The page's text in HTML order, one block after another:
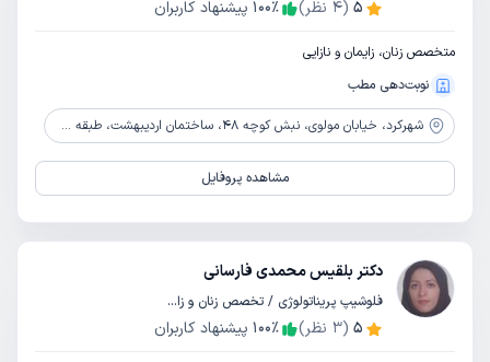
5
(
4 نظر) 100٪ پیشنهاد کاربران
متخصص زنان، زایمان و نازایی
نوبت‌دهی مطب
شهرکرد، خیابان مولوی، نبش کوچه 48، ساختمان اردیبهشت، طبقه 3، واحد 3
مشاهده پروفایل
دکتر بلقیس محمدی فارسانی
فلوشیپ پریناتولوژی / تخصص زنان و زایمان
5
(
3 نظر) 100٪ پیشنهاد کاربران